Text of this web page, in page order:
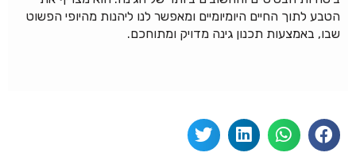
הטבע לתוך החיים היומיומיים ומאפשר לנו ליהנות מהיופי הפשוט
שבו, באמצעות תכנון גינה מדויק ומתוחכם.